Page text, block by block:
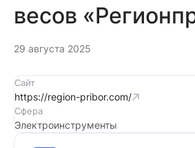
весов
29 августа 2025
Сайт
https://region-pribor.com/
Сфера
Электроинструменты